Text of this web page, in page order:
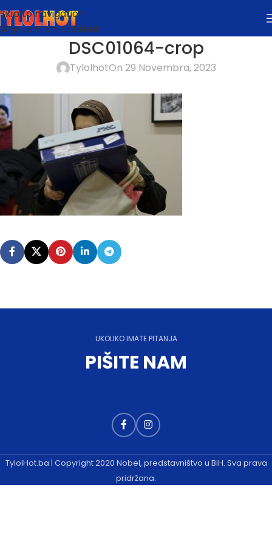
Skip to navigation
Skip to main content
DSC01064-crop
TylolhotOn 29 Novembra, 2023
UKOLIKO IMATE PITANJA
PIŠITE NAM
TylolHot.ba | Copyright 2020 Nobel, predstavništvo u BiH. Sva prava
pridržana.